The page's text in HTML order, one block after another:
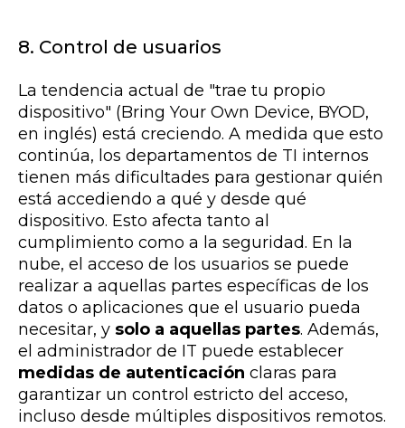
8. Control de usuarios
La tendencia actual de "trae tu propio
dispositivo" (Bring Your Own Device, BYOD,
en inglés) está creciendo. A medida que esto
continúa, los departamentos de TI internos
tienen más dificultades para gestionar quién
está accediendo a qué y desde qué
dispositivo. Esto afecta tanto al
cumplimiento como a la seguridad. En la
nube, el acceso de los usuarios se puede
realizar a aquellas partes específicas de los
datos o aplicaciones que el usuario pueda
necesitar, y solo a aquellas partes. Además,
el administrador de IT puede establecer
medidas de autenticación claras para
garantizar un control estricto del acceso,
incluso desde múltiples dispositivos remotos.